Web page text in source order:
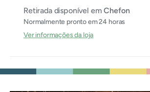
Retirada disponível emChefon
Normalmente pronto em 24 horas
Ver informações da loja